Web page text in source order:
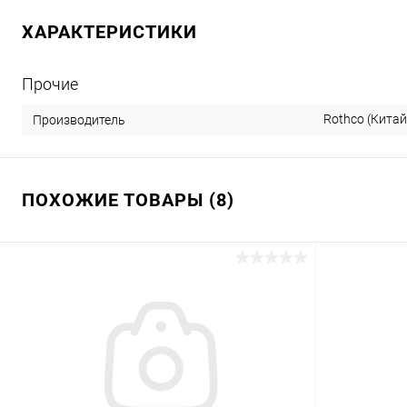
ХАРАКТЕРИСТИКИ
Прочие
Производитель Rothco
ПОХОЖИЕ ТОВАРЫ (8)